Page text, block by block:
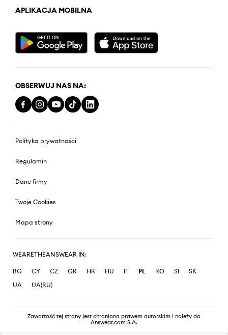
APLIKACJA MOBILNA
OBSERWUJ NAS NA:
Polityka prywatności
Regulamin
Dane firmy
Twoje Cookies
Mapa strony
WEARETHEANSWEAR IN:
BG CY CZ GR HR HU IT PL RO SI
SK
UA
UA(RU)
Zawartość tej strony jest chroniona prawem autorskim i należy do
Answear.com S.A.